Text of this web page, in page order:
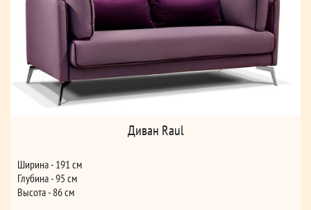
Диван Raul
Ширина - 191 см
Глубина - 95 см
Высота - 86 см